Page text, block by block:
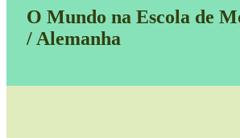
O Mundo na Escola de
/ Alemanha